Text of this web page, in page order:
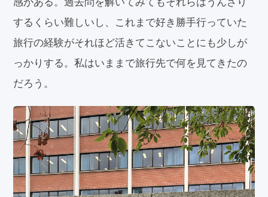
するくらい難しいし、これまで好き勝手行っていた
旅行の経験がそれほど活きてこないことにも少しが
っかりする。私はいままで旅行先で何を見てきたの
だろう。